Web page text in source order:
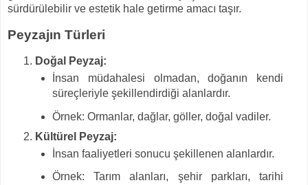
sürdürülebilir ve estetik hale getirme amacı taşır.
Peyzajın Türleri
Doğal Peyzaj:
İnsan müdahalesi olmadan, doğanın kendi
süreçleriyle şekillendirdiği alanlardır.
Örnek: Ormanlar, dağlar, göller, doğal vadiler.
Kültürel Peyzaj:
İnsan faaliyetleri sonucu şekillenen alanlardır.
Örnek: Tarım alanları, şehir parkları, tarihi